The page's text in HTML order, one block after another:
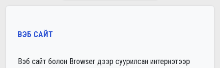
ВЭБ САЙТ
Вэб сайт болон Browser дээр суурилсан интернэтээр